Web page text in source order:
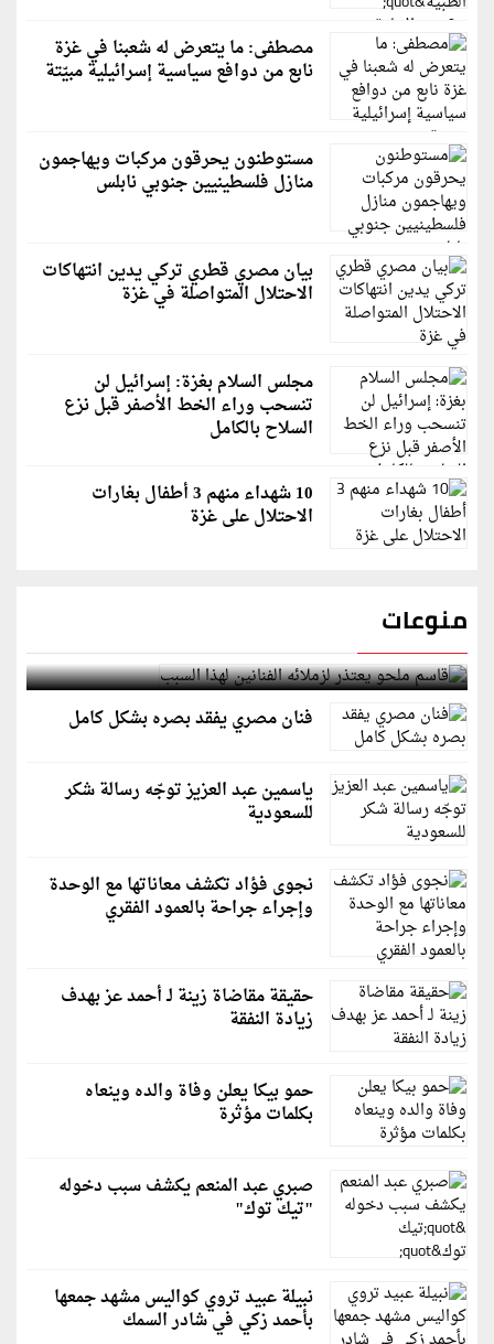
مصطفى: ما يتعرض له شعبنا في غزة
نابع من دوافع سياسية إسرائيلية مبيّتة
مستوطنون يحرقون مركبات ويهاجمون
منازل فلسطينيين جنوبي نابلس
بيان مصري قطري تركي يدين انتهاكات
الاحتلال المتواصلة في غزة
مجلس السلام بغزة: إسرائيل لن
تنسحب وراء الخط الأصفر قبل نزع
السلاح بالكامل
10 شهداء منهم 3 أطفال بغارات
الاحتلال على غزة
منوعات
قاسم ملحو يعتذر لزملائه الفنانين لهذا السبب
فنان مصري يفقد بصره بشكل كامل
ياسمين عبد العزيز توجّه رسالة شكر
للسعودية
نجوى فؤاد تكشف معاناتها مع الوحدة
وإجراء جراحة بالعمود الفقري
حقيقة مقاضاة زينة لـ أحمد عز بهدف
زيادة النفقة
حمو بيكا يعلن وفاة والده وينعاه
بكلمات مؤثرة
صبري عبد المنعم يكشف سبب دخوله
"تيك توك"
نبيلة عبيد تروي كواليس مشهد جمعها
بأحمد زكي في شادر السمك